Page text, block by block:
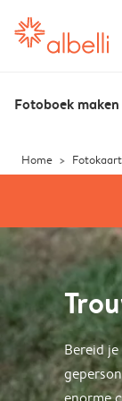
Fotoboek maken
Home
Bereid